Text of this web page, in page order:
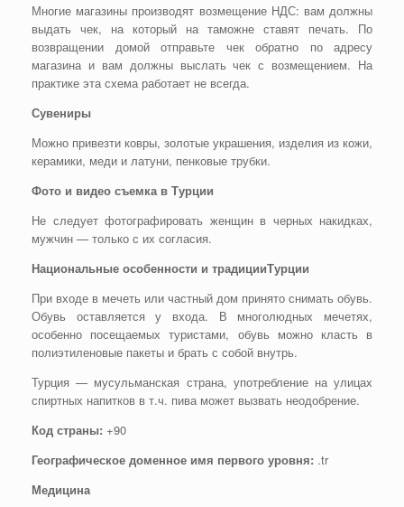
Многие магазины производят возмещение НДС: вам должны
выдать чек, на который на таможне ставят печать. По
возвращении домой отправьте чек обратно по адресу
магазина и вам должны выслать чек с возмещением. На
практике эта схема работает не всегда.
Сувениры
Можно привезти ковры, золотые украшения, изделия из кожи,
керамики, меди и латуни, пенковые трубки.
Фото и видео съемка в Турции
Не следует фотографировать женщин в черных накидках,
мужчин — только с их согласия.
Национальные особенности и традицииТурции
При входе в мечеть или частный дом принято снимать обувь.
Обувь оставляется у входа. В многолюдных мечетях,
особенно посещаемых туристами, обувь можно класть в
полиэтиленовые пакеты и брать с собой внутрь.
Турция — мусульманская страна, употребление на улицах
спиртных напитков в т.ч. пива может вызвать неодобрение.
Код страны: +90
Географическое доменное имя первого уровня: .tr
Медицина